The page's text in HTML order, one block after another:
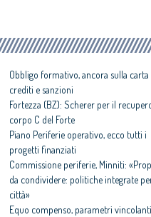
Obbligo formativo, ancora sulla carta
crediti e sanzioni
Fortezza (BZ): Scherer per il
corpo C del Forte
Piano Periferie operativo, ecco tutti i
progetti finanziati
Commissione periferie, Minniti:
da condividere: politiche integrate
città»
Equo compenso, parametri vincolanti